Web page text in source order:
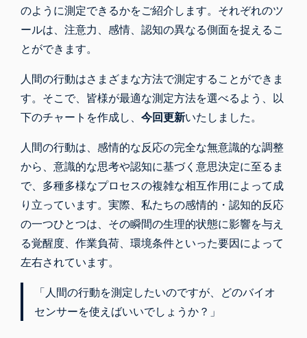
のように測定できるかをご紹介します。それぞれのツ
ールは、注意力、感情、認知の異なる側面を捉えるこ
とができます。
人間の行動はさまざまな方法で測定することができま
す。そこで、皆様が最適な測定方法を選べるよう、以
下のチャートを作成し、今回更新いたしました。
人間の行動は 、感情的な反応の完全な無意識的な調整
から、意識的な思考や認知に基づく意思決定に至るま
で、多種多様なプロセスの複雑な相互作用によって成
り立っています。実際、私たちの感情的・認知的反応
の一つひとつは、その瞬間の生理的状態に影響を与え
る覚醒度、作業負荷、環境条件といった要因によって
左右されています。
「人間の行動を測定したいのですが、どのバイオ
センサーを使えばいいでしょうか？」